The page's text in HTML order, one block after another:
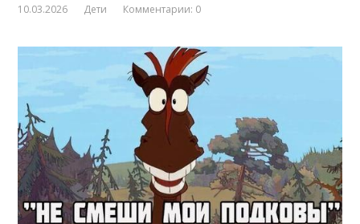
10.03.2026 Дети Комментарии: 0